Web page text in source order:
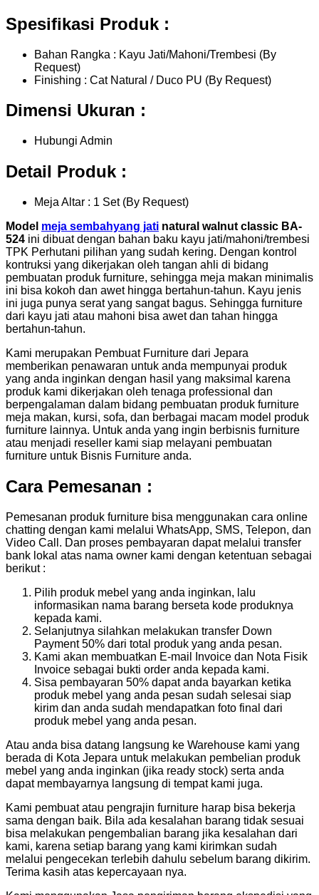
Spesifikasi Produk :
Bahan Rangka : Kayu Jati/Mahoni/Trembesi (By
Request)
Finishing : Cat Natural / Duco PU (By Request)
Dimensi Ukuran :
Hubungi Admin
Detail Produk :
Meja Altar : 1 Set (By Request)
Model meja sembahyang jati natural walnut classic BA-
524 ini dibuat dengan bahan baku kayu jati/mahoni/trembesi
TPK Perhutani pilihan yang sudah kering. Dengan kontrol
kontruksi yang dikerjakan oleh tangan ahli di bidang
pembuatan produk furniture, sehingga meja makan minimalis
ini bisa kokoh dan awet hingga bertahun-tahun. Kayu jenis
ini juga punya serat yang sangat bagus. Sehingga furniture
dari kayu jati atau mahoni bisa awet dan tahan hingga
bertahun-tahun.
Kami merupakan Pembuat Furniture dari Jepara
memberikan penawaran untuk anda mempunyai produk
yang anda inginkan dengan hasil yang maksimal karena
produk kami dikerjakan oleh tenaga professional dan
berpengalaman dalam bidang pembuatan produk furniture
meja makan, kursi, sofa, dan berbagai macam model produk
furniture lainnya. Untuk anda yang ingin berbisnis furniture
atau menjadi reseller kami siap melayani pembuatan
furniture untuk Bisnis Furniture anda.
Cara Pemesanan :
Pemesanan produk furniture bisa menggunakan cara online
chatting dengan kami melalui WhatsApp, SMS, Telepon, dan
Video Call. Dan proses pembayaran dapat melalui transfer
bank lokal atas nama owner kami dengan ketentuan sebagai
berikut :
Pilih produk mebel yang anda inginkan, lalu
informasikan nama barang berseta kode produknya
kepada kami.
Selanjutnya silahkan melakukan transfer Down
Payment 50% dari total produk yang anda pesan.
Kami akan membuatkan E-mail Invoice dan Nota Fisik
Invoice sebagai bukti order anda kepada kami.
Sisa pembayaran 50% dapat anda bayarkan ketika
produk mebel yang anda pesan sudah selesai siap
kirim dan anda sudah mendapatkan foto final dari
produk mebel yang anda pesan.
Atau anda bisa datang langsung ke Warehouse kami yang
berada di Kota Jepara untuk melakukan pembelian produk
mebel yang anda inginkan (jika ready stock) serta anda
dapat membayarnya langsung di tempat kami juga.
Kami pembuat atau pengrajin furniture harap bisa bekerja
sama dengan baik. Bila ada kesalahan barang tidak sesuai
bisa melakukan pengembalian barang jika kesalahan dari
kami, karena setiap barang yang kami kirimkan sudah
melalui pengecekan terlebih dahulu sebelum barang dikirim.
Terima kasih atas kepercayaan nya.